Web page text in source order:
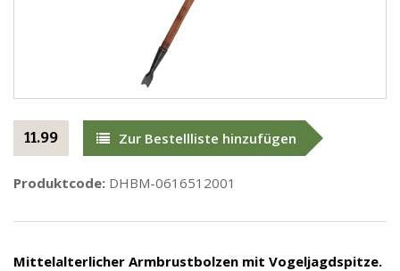
11.99 Zur Bestellliste hinzufügen
Produktcode: DHBM-0616512001
Mittelalterlicher Armbrustbolzen mit Vogeljagdspitze.